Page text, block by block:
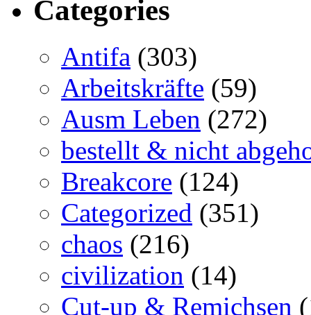
Categories
Antifa (303)
Arbeitskräfte (59)
Ausm Leben (272)
bestellt & nicht
Breakcore (124)
Categorized (351)
chaos (216)
civilization (14)
Cut-up & Remichsen